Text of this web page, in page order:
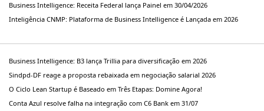
Business Intelligence: Receita Federal lança Painel em 30/04/2026
Inteligência CNMP: Plataforma de Business Intelligence é Lançada em 2026
Business Intelligence: B3 lança Trillia para diversificação em 2026
Sindpd-DF reage a proposta rebaixada em negociação salarial 2026
O Ciclo Lean Startup é Baseado em Três Etapas: Domine Agora!
Conta Azul resolve falha na integração com C6 Bank em 31/07